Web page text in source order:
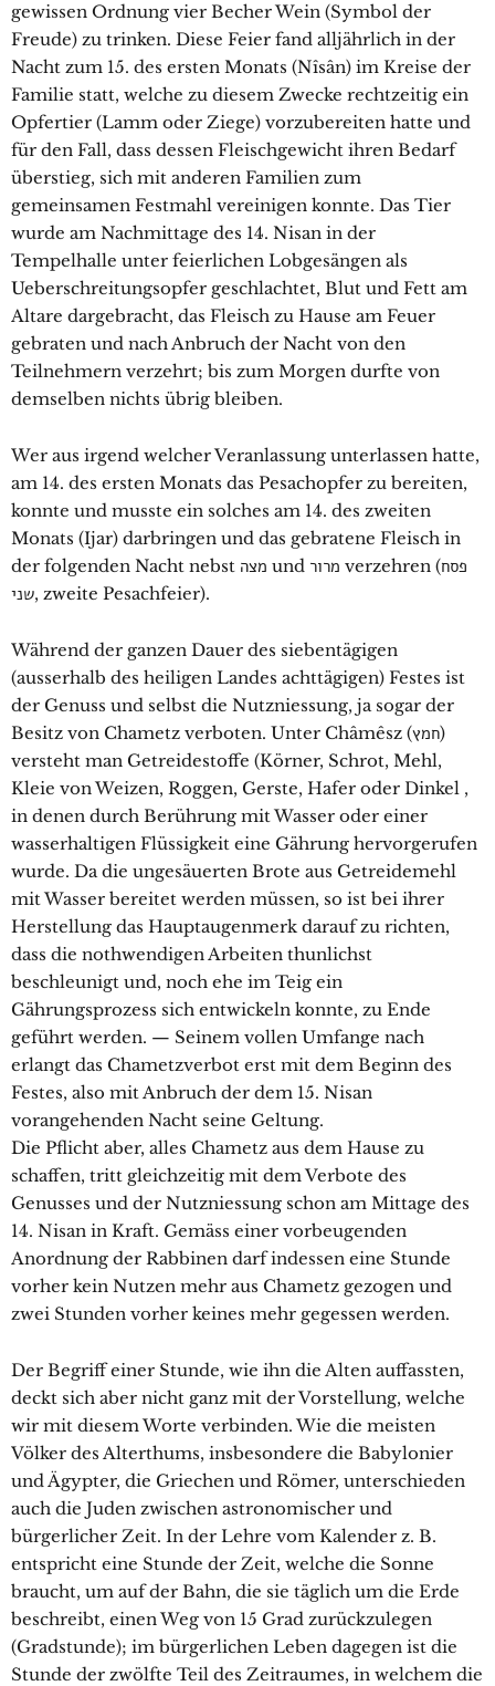
gewissen Ordnung vier Becher Wein (Symbol der
Freude) zu trinken. Diese Feier fand alljährlich in der
Nacht zum 15. des ersten Monats (Nîsân) im Kreise der
Familie statt, welche zu diesem Zwecke rechtzeitig ein
Opfertier (Lamm oder Ziege) vorzubereiten hatte und
für den Fall, dass dessen Fleischgewicht ihren Bedarf
überstieg, sich mit anderen Familien zum
gemeinsamen Festmahl vereinigen konnte. Das Tier
wurde am Nachmittage des 14. Nisan in der
Tempelhalle unter feierlichen Lobgesängen als
Ueberschreitungsopfer geschlachtet, Blut und Fett am
Altare dargebracht, das Fleisch zu Hause am Feuer
gebraten und nach Anbruch der Nacht von den
Teilnehmern verzehrt; bis zum Morgen durfte von
demselben nichts übrig bleiben.
Wer aus irgend welcher Veranlassung unterlassen hatte,
am 14. des ersten Monats das Pesachopfer zu bereiten,
konnte und musste ein solches am 14. des zweiten
Monats (Ijar) darbringen und das gebratene Fleisch in
der folgenden Nacht nebst מצה und מרור verzehren (פסח
שני, zweite Pesachfeier).
Während der ganzen Dauer des siebentägigen
(ausserhalb des heiligen Landes achttägigen) Festes ist
der Genuss und selbst die Nutzniessung, ja sogar der
Besitz von Chametz verboten. Unter Châmêsz (חמץ)
versteht man Getreidestoffe (Körner, Schrot, Mehl,
Kleie von Weizen, Roggen, Gerste, Hafer oder Dinkel ,
in denen durch Berührung mit Wasser oder einer
wasserhaltigen Flüssigkeit eine Gährung hervorgerufen
wurde. Da die ungesäuerten Brote aus Getreidemehl
mit Wasser bereitet werden müssen, so ist bei ihrer
Herstellung das Hauptaugenmerk darauf zu richten,
dass die nothwendigen Arbeiten thunlichst
beschleunigt und, noch ehe im Teig ein
Gährungsprozess sich entwickeln konnte, zu Ende
geführt werden. — Seinem vollen Umfange nach
erlangt das Chametzverbot erst mit dem Beginn des
Festes, also mit Anbruch der dem 15. Nisan
vorangehenden Nacht seine Geltung.
Die Pflicht aber, alles Chametz aus dem Hause zu
schaffen, tritt gleichzeitig mit dem Verbote des
Genusses und der Nutzniessung schon am Mittage des
14. Nisan in Kraft. Gemäss einer vorbeugenden
Anordnung der Rabbinen darf indessen eine Stunde
vorher kein Nutzen mehr aus Chametz gezogen und
zwei Stunden vorher keines mehr gegessen werden.
Der Begriff einer Stunde, wie ihn die Alten auffassten,
deckt sich aber nicht ganz mit der Vorstellung, welche
wir mit diesem Worte verbinden. Wie die meisten
Völker des Alterthums, insbesondere die Babylonier
und Ägypter, die Griechen und Römer, unterschieden
auch die Juden zwischen astronomischer und
bürgerlicher Zeit. In der Lehre vom Kalender z. B.
entspricht eine Stunde der Zeit, welche die Sonne
braucht, um auf der Bahn, die sie täglich um die Erde
beschreibt, einen Weg von 15 Grad zurückzulegen
(Gradstunde); im bürgerlichen Leben dagegen ist die
Stunde der zwölfte Teil des Zeitraumes, in welchem die